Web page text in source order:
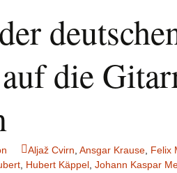
die
Aljaž Cvirn Ansgar Krause Felix
Hubert Käppel Johann Kaspar